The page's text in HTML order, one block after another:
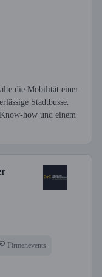
die Mobilität einer
Stadtbusse.
how und einem
Firmenevents